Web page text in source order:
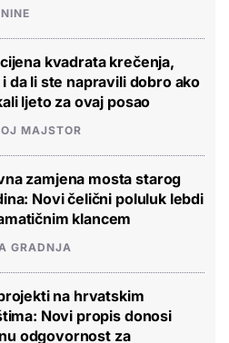
kvadrata krečenja,
da li ste napravili dobro ako
ljeto za ovaj posao
MAJSTOR
zamjena mosta starog
Novi čelični poluluk lebdi
klancem
GRADNJA
na hrvatskim
Novi propis donosi
odgovornost za